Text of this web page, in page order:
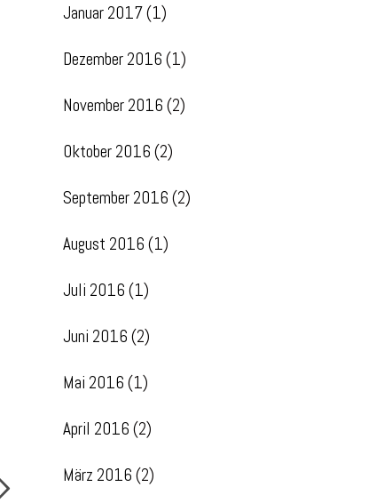
Januar 2017(1)
Dezember 2016 (1)
November 2016 (2)
Oktober 2016 (2)
September 2016 (2)
August 2016 (1)
Juli 2016 (1)
Juni 2016 (2)
Mai 2016 (1)
April 2016 (2)
März 2016 (2)